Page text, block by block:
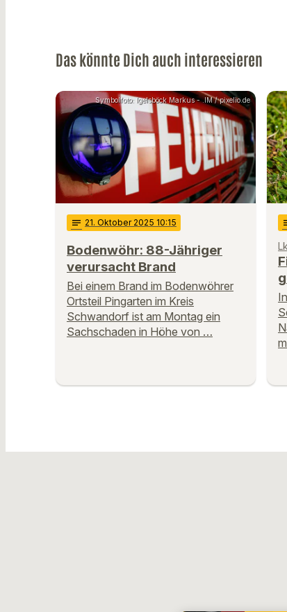
Das könnte Dich auch interessieren
Symbolfoto: Igelsböck Markus - .IM / pixelio.de
notes 21. Oktober 2025 10:15
Bodenwöhr: 88-Jähriger
verursacht Brand
Bei einem Brand im Bodenwöhrer
Ortsteil Pingarten im Kreis
Schwandorf ist am Montag ein
Sachschaden in Höhe von …